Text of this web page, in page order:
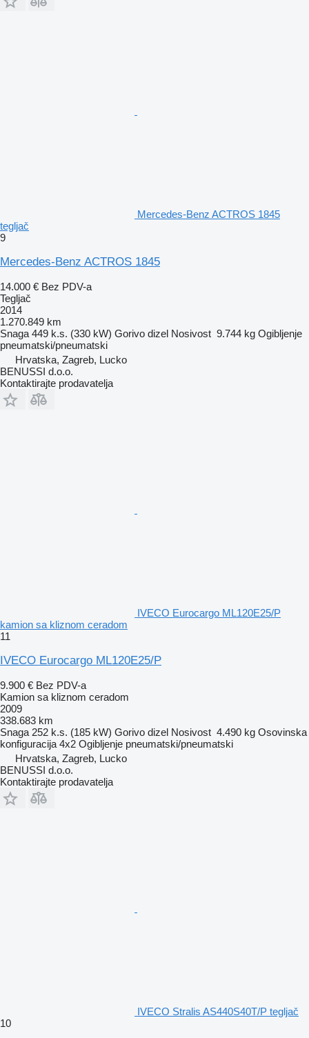
Mercedes-Benz ACTROS 1845
tegljač
9
Mercedes-Benz ACTROS 1845
14.000 € Bez PDV-a
Tegljač
2014
1.270.849 km
Snaga 449 k.s. (330 kW) Gorivo dizel Nosivost 9.744 kg Ogibljenje
pneumatski/pneumatski
Hrvatska, Zagreb, Lucko
BENUSSI d.o.o.
Kontaktirajte prodavatelja
IVECO Eurocargo ML120E25/P
kamion sa kliznom ceradom
11
IVECO Eurocargo ML120E25/P
9.900 € Bez PDV-a
Kamion sa kliznom ceradom
2009
338.683 km
Snaga 252 k.s. (185 kW) Gorivo dizel Nosivost 4.490 kg Osovinska
konfiguracija 4x2 Ogibljenje pneumatski/pneumatski
Hrvatska, Zagreb, Lucko
BENUSSI d.o.o.
Kontaktirajte prodavatelja
IVECO Stralis AS440S40T/P tegljač
10